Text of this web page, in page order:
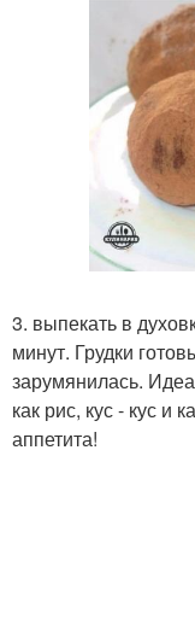
3. выпекать в
минут. Грудки
зарумянилась.
как рис, кус - кус и
аппетита!